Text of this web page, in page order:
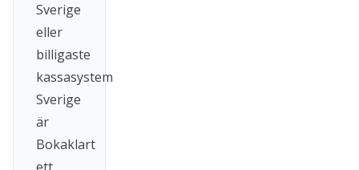
Sverige
eller
billigaste
kassasystem
Sverige
är
Bokaklart